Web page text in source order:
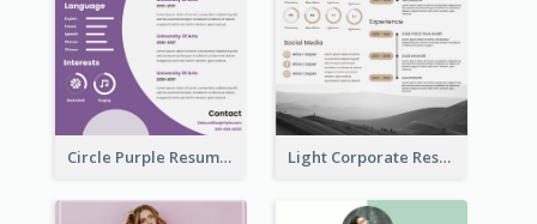
Circle Purple Resume Light Corporate Resume